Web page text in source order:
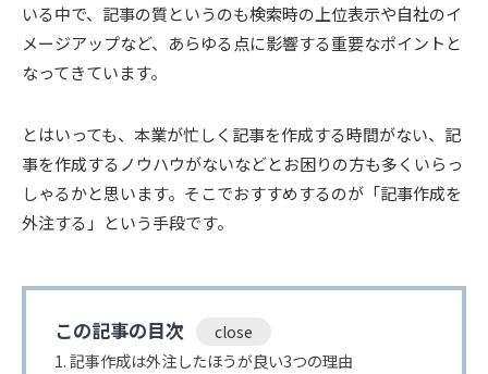
いる中で、記事の質というのも検索時の上位表示や自社のイ
メージアップなど、あらゆる点に影響する重要なポイントと
なってきています。
とはいっても、本業が忙しく記事を作成する時間がない、記
事を作成するノウハウがないなどとお困りの方も多くいらっ
しゃるかと思います。そこでおすすめするのが「記事作成を
外注する」という手段です。
この記事の目次
記事作成は外注したほうが良い3つの理由